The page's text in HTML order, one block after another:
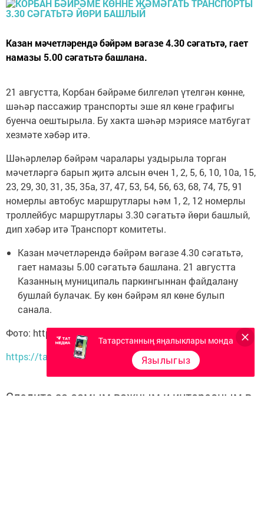
Казан мәчетләрендә бәйрәм вәгазе 4.30 сәгатьтә, гает
намазы 5.00 сәгатьтә башлана.
21 августта, Корбан бәйрәме билгеләп үтелгән көнне,
шәһәр пассажир транспорты эше ял көне графигы
буенча оештырыла. Бу хакта шәһәр мэриясе матбугат
хезмәте хәбәр итә.
Шәһәрлеләр бәйрәм чаралары уздырыла торган
мәчетләргә барып җитә алсын өчен 1, 2, 5, 6, 10, 10а, 15,
23, 29, 30, 31, 35, 35а, 37, 47, 53, 54, 56, 63, 68, 74, 75, 91
номерлы автобус маршрутлары һәм 1, 2, 12 номерлы
троллейбус маршрутлары 3.30 сәгатьтә йөри башлый,
дип хәбәр итә Транспорт комитеты.
Казан мәчетләрендә бәйрәм вәгазе 4.30 сәгатьтә,
гает намазы 5.00 сәгатьтә башлана. 21 августта
Казанның муниципаль паркингыннан файдалану
бушлай булачак. Бу көн бәйрәм ял көне булып
санала.
Фото: https://pixabay.com | Free-Photos
https://tatar-inform.tatar
Следите за самым важным и интересным в
Татарстанның яңалыклары монда
Язылыгыз